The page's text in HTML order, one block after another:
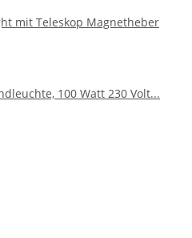
mit Teleskop Magnetheber